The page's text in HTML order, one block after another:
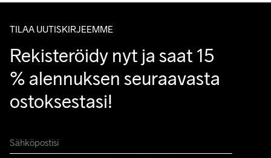
TILAA UUTISKIRJEEMME
Rekisteröidy nyt ja saat 15
% alennuksen seuraavasta
ostoksestasi!